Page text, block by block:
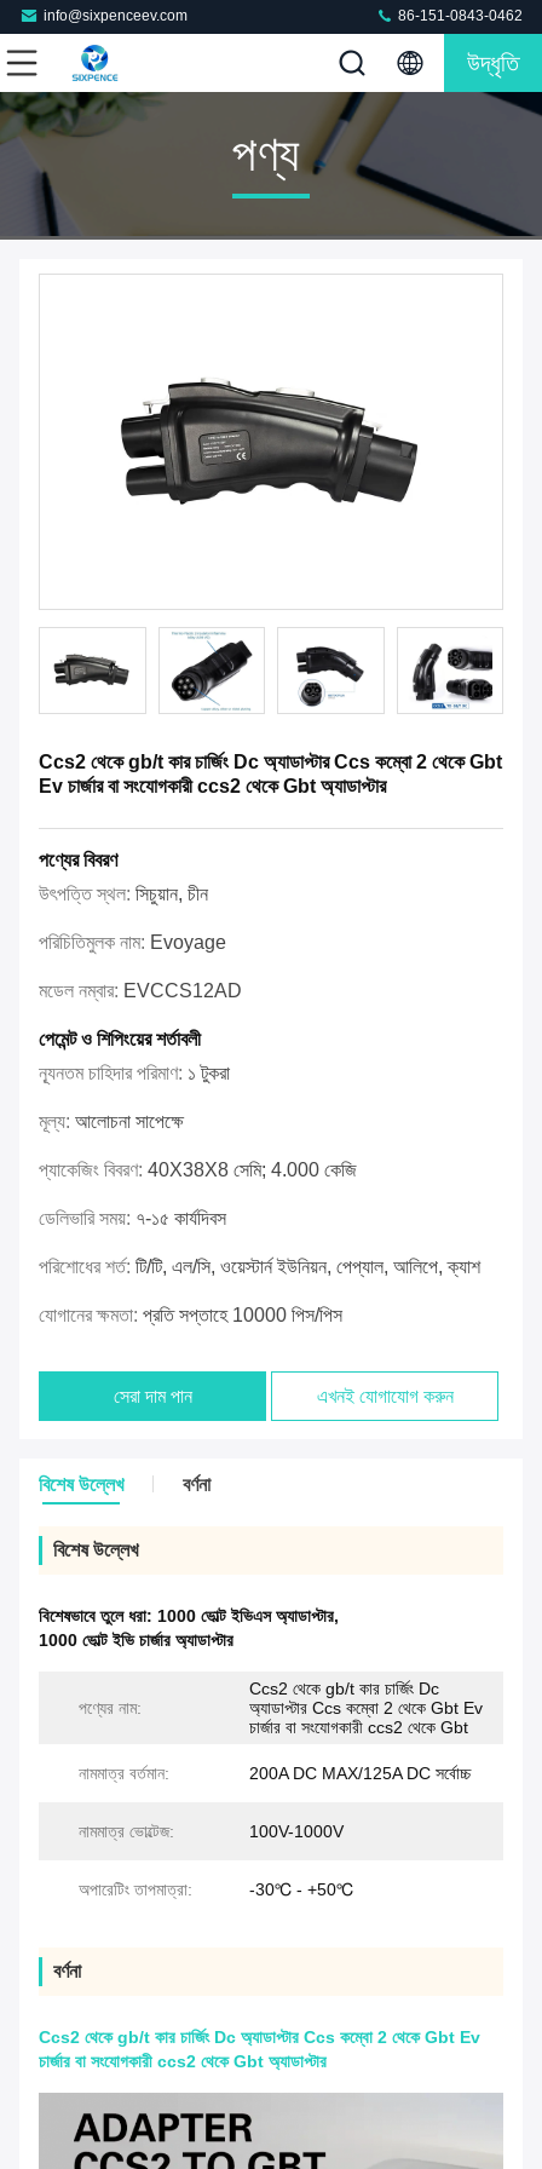
info@sixpenceev.com 86-151-0843-0462
উদ্ধৃতি
পণ্য
Ccs2 থেকে gb/t কার চার্জিং Dc অ্যাডাপ্টার Ccs কম্বো 2 থেকে Gbt
Ev চার্জার বা সংযোগকারী ccs2 থেকে Gbt অ্যাডাপ্টার
পণ্যের বিবরণ
উৎপত্তি স্থল: সিচুয়ান, চীন
পরিচিতিমুলক নাম: Evoyage
মডেল নম্বার: EVCCS12AD
পেমেন্ট ও শিপিংয়ের শর্তাবলী
ন্যূনতম চাহিদার পরিমাণ: ১ টুকরা
মূল্য: আলোচনা সাপেক্ষে
প্যাকেজিং বিবরণ: 40X38X8 সেমি; 4.000 কেজি
ডেলিভারি সময়: ৭-১৫ কার্যদিবস
পরিশোধের শর্ত: টি/টি, এল/সি, ওয়েস্টার্ন ইউনিয়ন, পেপ্যাল, আলিপে, ক্যাশ
যোগানের ক্ষমতা: প্রতি সপ্তাহে 10000 পিস/পিস
সেরা দাম পান এখনই যোগাযোগ করুন
বিশেষ উল্লেখ বর্ণনা
বিশেষ উল্লেখ
বিশেষভাবে তুলে ধরা: 1000 ভোল্ট ইভিএস অ্যাডাপ্টার,
1000 ভোল্ট ইভি চার্জার অ্যাডাপ্টার
পণ্যের নাম:
Ccs2 থেকে gb/t কার চার্জিং Dc
অ্যাডাপ্টার Ccs কম্বো 2 থেকে Gbt Ev
চার্জার বা সংযোগকারী ccs2 থেকে Gbt
নামমাত্র বর্তমান: 200A DC MAX/125A DC সর্বোচ্চ
নামমাত্র ভোল্টেজ: 100V-1000V
অপারেটিং তাপমাত্রা: -30℃ - +50℃
বর্ণনা
Ccs2 থেকে gb/t কার চার্জিং Dc অ্যাডাপ্টার Ccs কম্বো 2 থেকে Gbt Ev
চার্জার বা সংযোগকারী ccs2 থেকে Gbt অ্যাডাপ্টার